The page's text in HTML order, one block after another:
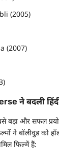
(2005)
(2007)
ने बदली
बड़ा और सफल
ने बॉलीवुड को
फिल्में हैं: